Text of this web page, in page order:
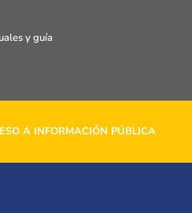
y guía
A INFORMACIÓN PÚBLICA